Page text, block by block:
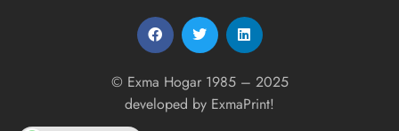
© Exma Hogar 1985 – 2025
developed by ExmaPrint!